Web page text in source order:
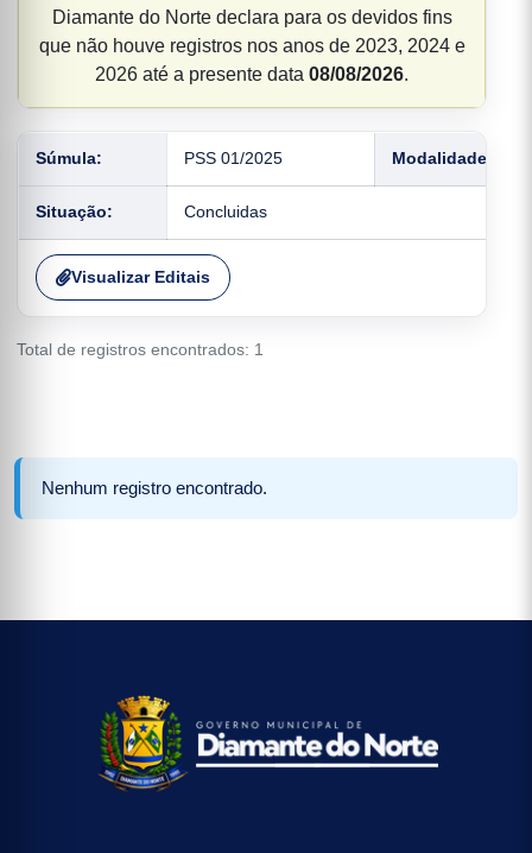
Diamante do Norte declara para os devidos fins
que não houve registros nos anos de 2023, 2024 e
2026 até a presente data 08/08/2026.
Súmula: PSS 01/2025 Modalidade:
Situação: Concluidas
Visualizar Editais
Total de registros encontrados: 1
Nenhum registro encontrado.